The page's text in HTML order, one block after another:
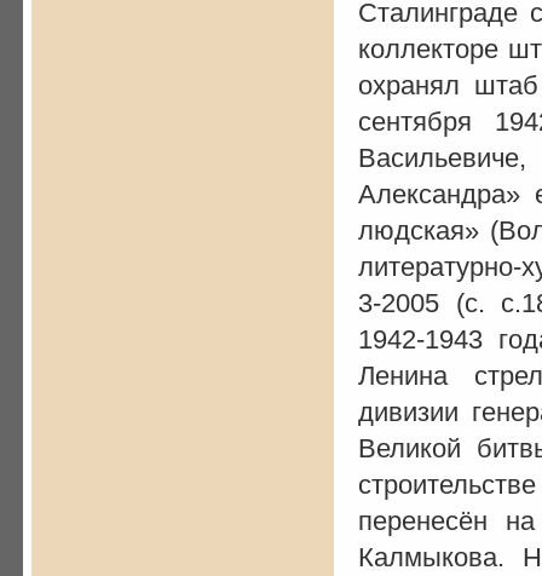
Сталинграде
коллекторе
охранял
сентября
людская»
литературно-
3-2005 (с.
1942-1943
Ленина
дивизии
Великой
перенесён
Калмыкова.